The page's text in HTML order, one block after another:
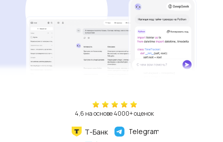
4,6 на основе 4000+ оценок
Telegram
Т-Банк